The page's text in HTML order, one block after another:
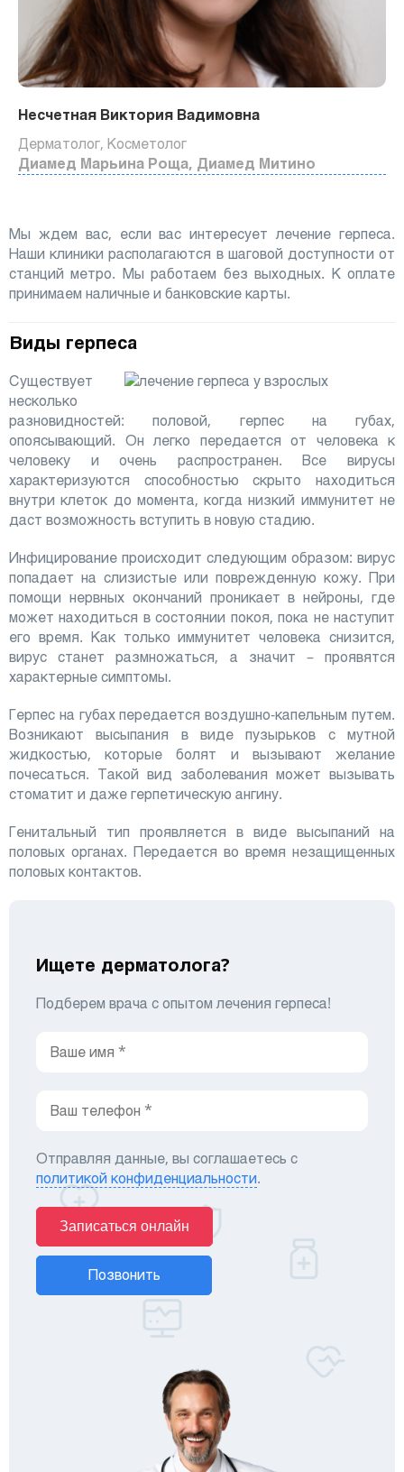
Несчетная Виктория Вадимовна
Дерматолог, Косметолог
Диамед Марьина Роща, Диамед Митино
Мы ждем вас, если вас интересует лечение герпеса.
Наши клиники располагаются в шаговой доступности от
станций метро. Мы работаем без выходных. К оплате
принимаем наличные и банковские карты.
Виды герпеса
Существует
несколько
разновидностей: половой, герпес на губах,
опоясывающий. Он легко передается от человека к
человеку и очень распространен. Все вирусы
характеризуются способностью скрыто находиться
внутри клеток до момента, когда низкий иммунитет не
даст возможность вступить в новую стадию.
Инфицирование происходит следующим образом: вирус
попадает на слизистые или поврежденную кожу. При
помощи нервных окончаний проникает в нейроны, где
может находиться в состоянии покоя, пока не наступит
его время. Как только иммунитет человека снизится,
вирус станет размножаться, а значит – проявятся
характерные симптомы.
Герпес на губах передается воздушно-капельным путем.
Возникают высыпания в виде пузырьков с мутной
жидкостью, которые болят и вызывают желание
почесаться. Такой вид заболевания может вызывать
стоматит и даже герпетическую ангину.
Генитальный тип проявляется в виде высыпаний на
половых органах. Передается во время незащищенных
половых контактов.
Ищете дерматолога?
Подберем врача с опытом лечения герпеса!
Отправляя данные, вы соглашаетесь с
политикой конфиденциальности.
Записаться онлайн
Позвонить